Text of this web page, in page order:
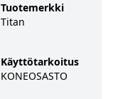
Tuotemerkki
Titan
Käyttötarkoitus
KONEOSASTO